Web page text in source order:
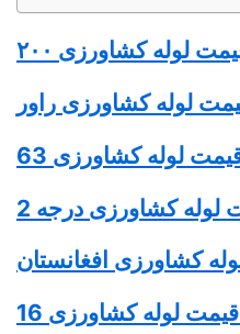
لوله کشاورزی ۲۰۰
لوله کشاورزی راور
لوله کشاورزی 63
لوله کشاورزی درجه 2
کشاورزی افغانستان
لوله کشاورزی 16